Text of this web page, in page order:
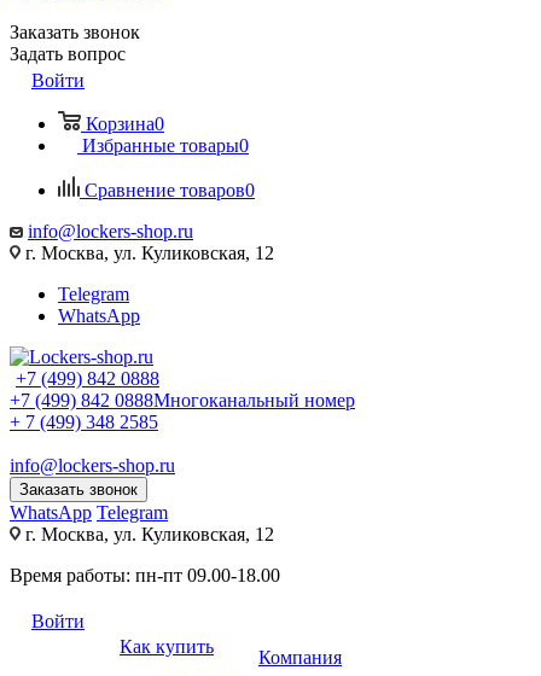
Заказать звонок
Задать вопрос
Войти
Корзина0
Избранные товары0
Сравнение товаров0
info@lockers-shop.ru
г. Москва, ул. Куликовская, 12
Telegram
WhatsApp
+7 (499) 842 0888
+7 (499) 842 0888Многоканальный номер
+ 7 (499) 348 2585
info@lockers-shop.ru
Заказать звонок
WhatsApp Telegram
г. Москва, ул. Куликовская, 12
Время работы: пн-пт 09.00-18.00
Войти
Как купить
Компания